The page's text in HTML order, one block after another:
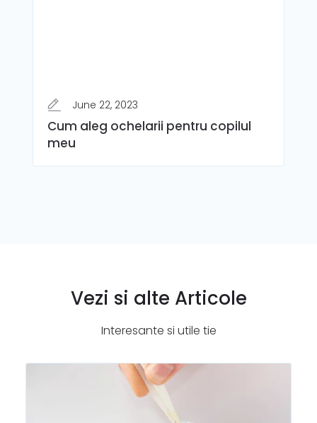
June 22, 2023
Cum aleg ochelarii pentru copilul
meu
Vezi si alte Articole
Interesante si utile tie